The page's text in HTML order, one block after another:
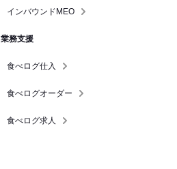
インバウンドMEO
業務支援
食べログ仕入
食べログオーダー
食べログ求人